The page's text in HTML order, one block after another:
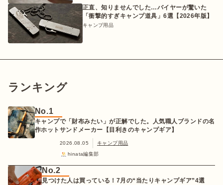
正直、知りませんでした…バイヤーが驚いた
「衝撃的すぎキャンプ道具」6選【2026年版】
キャンプ用品
ランキング
No.1
キャンプで「財布みたい」が正解でした。人気職人ブランドの名
作ホットサンドメーカー【目利きのキャンプギア】
2026.08.05
キャンプ用品
hinata編集部
No.2
見つけた人は買っている！7月の“当たりキャンプギア”4選